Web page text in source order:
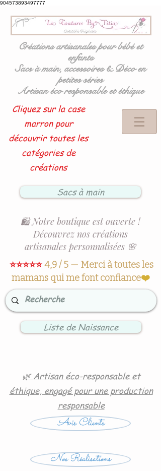
904573893497777
Créations artisanales pour bébé et
enfants
Sacs à main, accessoires & Déco en
petites séries
Artisan éco responsable et éthique
Cliquez sur la case
marron pour
découvrir toutes les
catégories de
créations
Sacs à main
🛍️ Notre boutique est ouverte !
Découvrez nos créations
artisanales personnalisées 🌸
⭐⭐⭐⭐⭐4,9 / 5 — Merci à toutes les
mamans qui me font confiance❤️
Liste de Naissance
🌿 Artisan éco-responsable et
éthique, engagé pour une production
responsable
Avis Clients
Nos Réalisations